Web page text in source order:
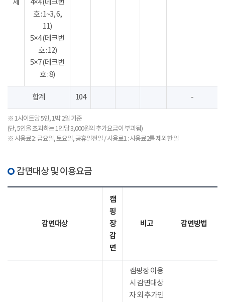
세
4×4 (데크번
호 : 1~3, 6,
11)
5×4 (데크번
호 : 12)
5×7 (데크번
호 : 8)
합계 104 -
※ 1사이트당 5인, 1박 2일 기준
(단, 5인을 초과하는 1인당 3,000원의 추가요금이 부과됨)
※ 사용료2 : 금요일, 토요일, 공휴일전일 / 사용료1 : 사용료2를 제외한 일
감면대상 및 이용요금
감면대상
캠
핑
장
감
면
비고 감면방법
캠핑장 이용
시 감면대상
자 외 추가인